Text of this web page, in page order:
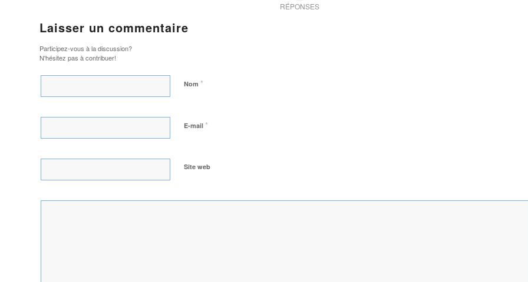
RÉPONSES
Laisser un commentaire
Participez-vous à la discussion?
N'hésitez pas à contribuer!
Nom *
E-mail *
Site web